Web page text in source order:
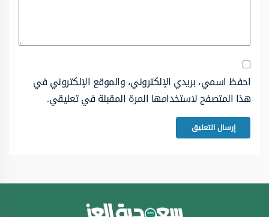
احفظ اسمي، بريدي الإلكتروني، والموقع الإلكتروني في
هذا المتصفح لاستخدامها المرة المقبلة في تعليقي.